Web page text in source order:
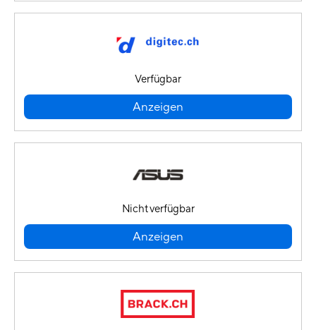
Verfügbar
Anzeigen
Nicht verfügbar
Anzeigen